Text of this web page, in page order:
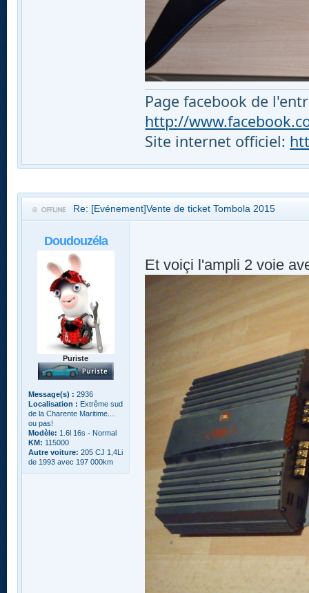
Page facebook de
http://
Site internet officiel:
Re: [Evénement]Vente de ticket Tombola 2015
Doudouzéla
Puriste
Message(s) : 2936
Localisation : Extrême sud
de la Charente Maritime....
ou pas!
Modèle: 1.6l 16s - Normal
KM: 115000
Autre voiture: 205 CJ 1,4Li
de 1993 avec 197 000km
Et voiçi l'ampli 2 voie